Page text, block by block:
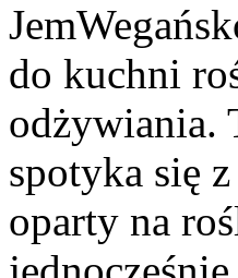
do kuchni
odżywiania.
spotyka się
oparty na